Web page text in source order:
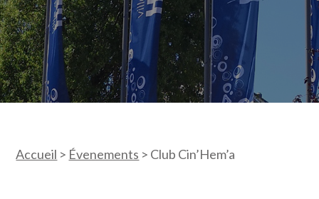
Accueil > Évenements > Club Cin’Hem’a